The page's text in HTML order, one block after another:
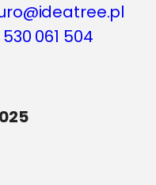
061 504